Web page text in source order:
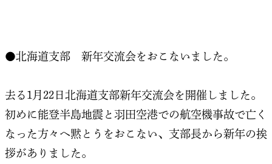
●北海道支部 新年交流会をおこないました。
去る1月22日北海道支部新年交流会を開催しました。
初めに能登半島地震と羽田空港での航空機事故で亡く
なった方々へ黙とうをおこない、支部長から新年の挨
拶がありました。